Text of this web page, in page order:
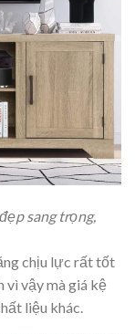
sang trọng,
chịu lực rất tốt
vì vậy mà giá kệ
liệu khác.